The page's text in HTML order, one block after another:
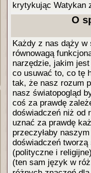
krytykując Watykan
O
Każdy z nas dąży w
równowagą
narzędzie, jakim
co usuwać to, co tę
tak, że nasz rozum
nasz światopogląd
coś za prawdę
doświadczeń niż od
uznać za prawdę
przeczyłaby
doświadczeń tworzą
(polityczne i
(ten sam język w